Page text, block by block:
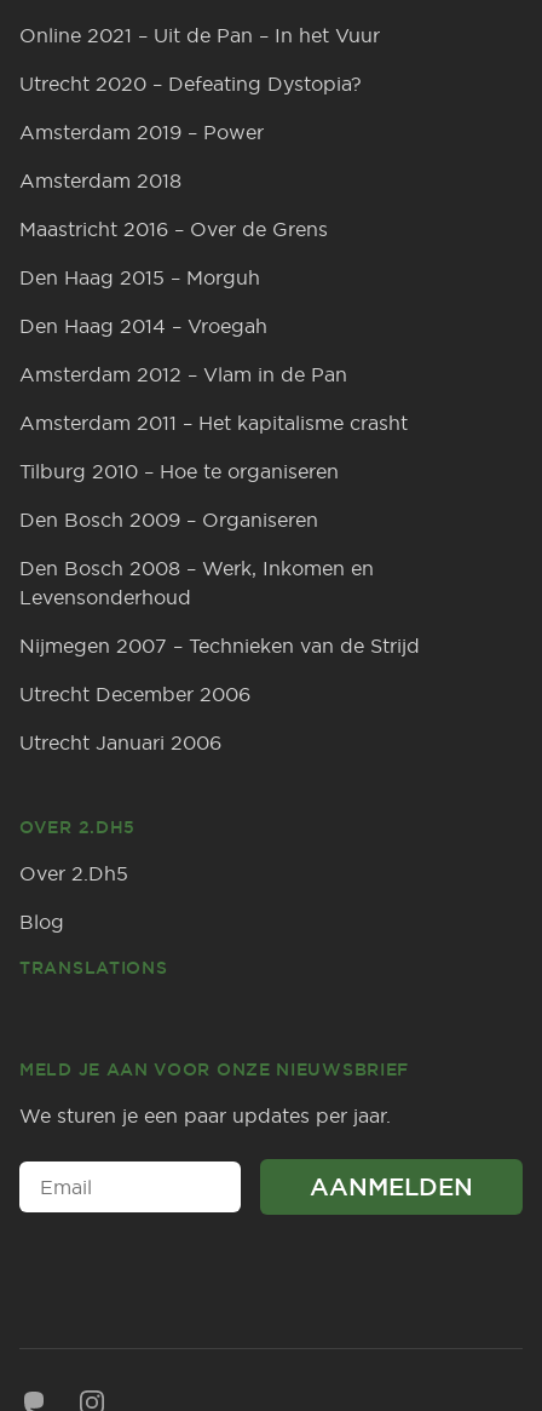
Online 2021 – Uit de Pan – In het Vuur
Utrecht 2020 – Defeating Dystopia?
Amsterdam 2019 – Power
Amsterdam 2018
Maastricht 2016 – Over de Grens
Den Haag 2015 – Morguh
Den Haag 2014 – Vroegah
Amsterdam 2012 – Vlam in de Pan
Amsterdam 2011 – Het kapitalisme crasht
Tilburg 2010 – Hoe te organiseren
Den Bosch 2009 – Organiseren
Den Bosch 2008 – Werk, Inkomen en
Levensonderhoud
Nijmegen 2007 – Technieken van de Strijd
Utrecht December 2006
Utrecht Januari 2006
OVER 2.DH5
Over 2.Dh5
Blog
TRANSLATIONS
MELD JE AAN VOOR ONZE NIEUWSBRIEF
We sturen je een paar updates per jaar.
MastodonInstagram